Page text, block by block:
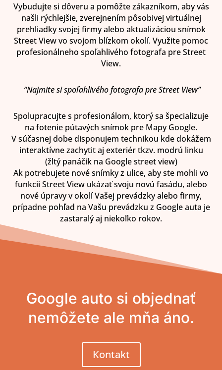
Vybudujte si dôveru a pomôžte zákazníkom, aby vás
našli rýchlejšie, zverejnením pôsobivej virtuálnej
prehliadky svojej firmy alebo aktualizáciou snímok
Street View vo svojom blízkom okolí. Využite pomoc
profesionálneho spoľahlivého fotografa pre Street
View.
“Najmite si spoľahlivého fotografa pre Street View”
Spolupracujte s profesionálom, ktorý sa špecializuje
na fotenie pútavých snímok pre Mapy Google.
V súčasnej dobe disponujem technikou kde dokážem
interaktívne zachytit aj exteriér tkzv. modrú linku
(žltý panáčik na Google street view)
Ak potrebujete nové snímky z ulice, aby ste mohli vo
funkcii Street View ukázať svoju novú fasádu, alebo
nové úpravy v okolí Vašej prevádzky alebo firmy,
prípadne pohľad na Vašu prevádzku z Google auta je
zastaralý aj niekoľko rokov.
Google auto si objednať
nemôžete ale mňa áno.
Kontakt